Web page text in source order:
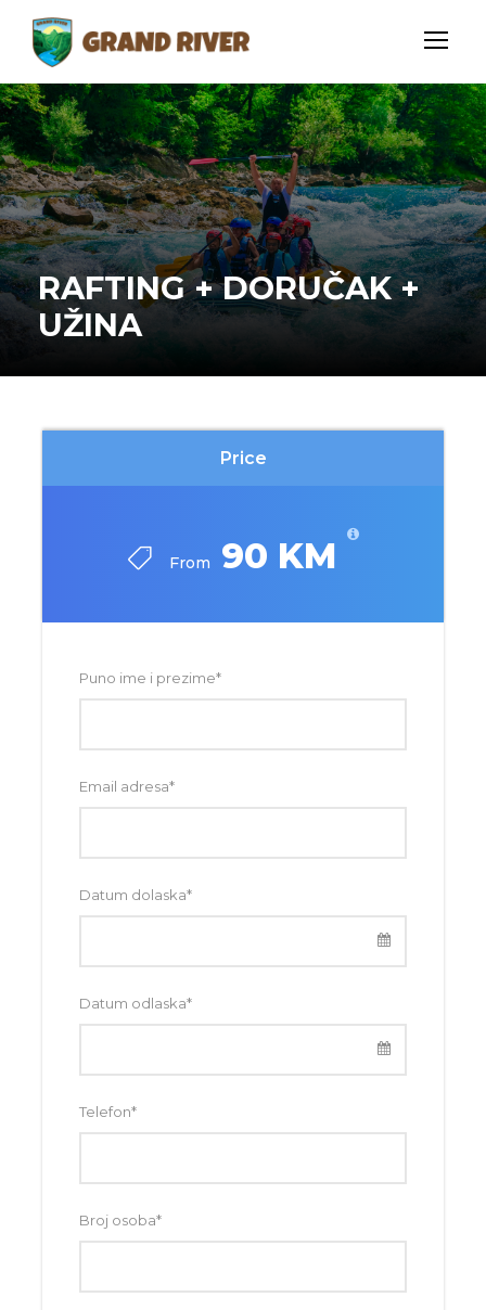
RAFTING + DORUČAK +
UŽINA
Price
From 90 KM
Puno ime i prezime*
Email adresa*
Datum dolaska*
Datum odlaska*
Telefon*
Broj osoba*